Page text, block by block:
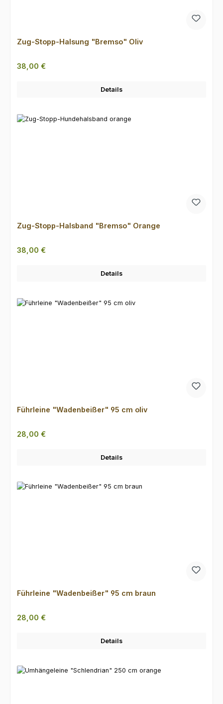
Zug-Stopp-Halsung "Bremso" Oliv
Regulärer Preis:
38,00 €
Details
Zug-Stopp-Halsband "Bremso" Orange
Regulärer Preis:
38,00 €
Details
Führleine "Wadenbeißer" 95 cm oliv
Regulärer Preis:
28,00 €
Details
Führleine "Wadenbeißer" 95 cm braun
Regulärer Preis:
28,00 €
Details